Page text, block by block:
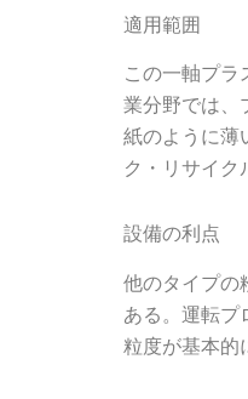
適用範囲
この一軸プラ
業分野では、
紙のように薄
ク・リサイク
設備の利点
他のタイプの
ある。運転プ
粒度が基本的